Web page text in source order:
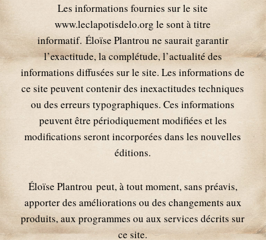
Les informations fournies sur le site
www.leclapotisdelo.org le sont à titre
informatif. Éloïse Plantrou ne saurait garantir
l’exactitude, la complétude, l’actualité des
informations diffusées sur le site. Les informations de
ce site peuvent contenir des inexactitudes techniques
ou des erreurs typographiques. Ces informations
peuvent être périodiquement modifiées et les
modifications seront incorporées dans les nouvelles
éditions.
Éloïse Plantrou peut, à tout moment, sans préavis,
apporter des améliorations ou des changements aux
produits, aux programmes ou aux services décrits sur
ce site.